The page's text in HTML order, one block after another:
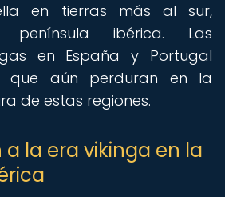
en tierras más al sur,
península ibérica. Las
en España y Portugal
que aún perduran en la
de estas regiones.
la era vikinga en la